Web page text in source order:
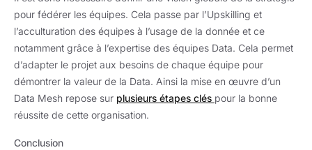
pour fédérer les équipes. Cela passe par l’Upskilling et
l’acculturation des équipes à l’usage de la donnée et ce
notamment grâce à l’expertise des équipes Data. Cela permet
d’adapter le projet aux besoins de chaque équipe pour
démontrer la valeur de la Data. Ainsi la mise en œuvre d’un
Data Mesh repose sur plusieurs étapes clés pour la bonne
réussite de cette organisation.
Conclusion